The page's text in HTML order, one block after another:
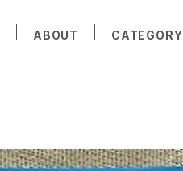
ABOUT CATEGORY